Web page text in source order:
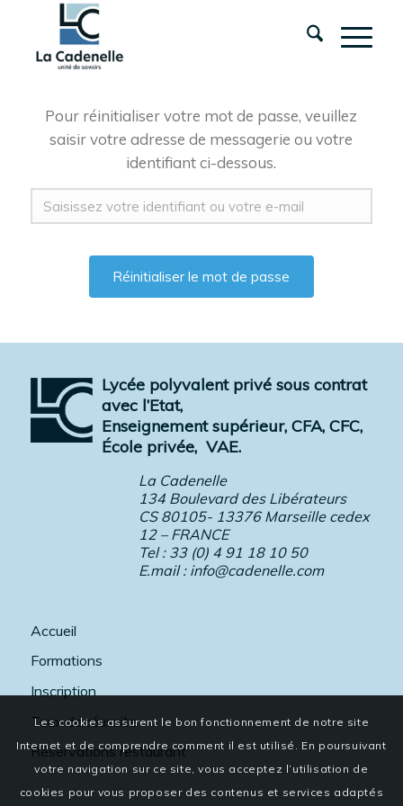
Pour réinitialiser votre mot de passe, veuillez
saisir votre adresse de messagerie ou votre
identifiant ci-dessous.
Lycée polyvalent privé sous contrat
avec l’Etat,
Enseignement supérieur, CFA, CFC,
École privée, VAE.
La Cadenelle
134 Boulevard des Libérateurs
CS 80105- 13376 Marseille cedex
12 – FRANCE
Tel : 33 (0) 4 91 18 10 50
E.mail : info@cadenelle.com
Accueil
Formations
Inscription
Taux de réussite
Réservations restaurant
Les cookies assurent le bon fonctionnement de notre site
Internet et de comprendre comment il est utilisé. En poursuivant
votre navigation sur ce site, vous acceptez l’utilisation de
cookies pour vous proposer des contenus et services adaptés